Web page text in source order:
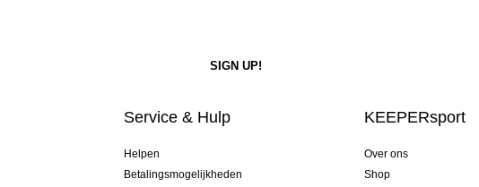
Service & Hulp
Helpen
Betalingsmogelijkheden
KEEPERsport
Over ons
Shop